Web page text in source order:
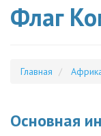
Флаг
Главная
Основная